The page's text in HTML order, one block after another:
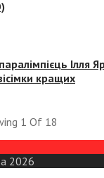
Ілля
кращих
1 Of 18
2026